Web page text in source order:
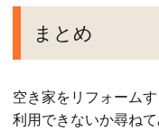
まとめ
空き家をリフォーム
利用できないか尋ねて